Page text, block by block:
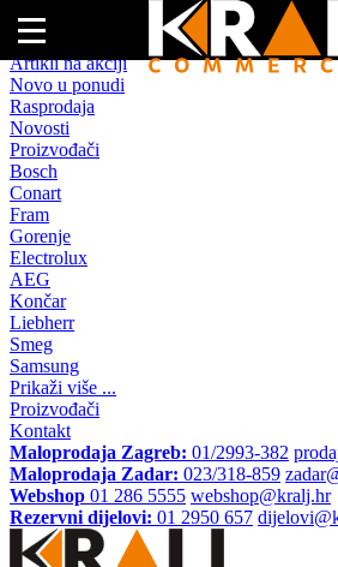
Naslovna
Artikli na akciji
Novo u ponudi
Rasprodaja
Novosti
Proizvođači
Bosch
Conart
Fram
Gorenje
Electrolux
AEG
Končar
Liebherr
Smeg
Samsung
Prikaži više ...
Proizvođači
Kontakt
Maloprodaja Zagreb: 01/2993-382
Maloprodaja Zadar: 023/318-859
Webshop 01 286 5555 webshop@kralj.hr
Rezervni dijelovi: 01 2950 657